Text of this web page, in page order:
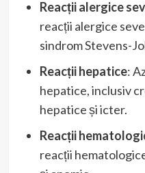
Reacții alergice
reacții alergice
sindrom Stevens-
Reacții hepatice:
hepatice, inclusiv
hepatice și icter.
Reacții
reacții